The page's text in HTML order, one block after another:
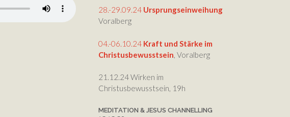
Lautstärke
28.-29.09.24 Ursprungseinweihung
Voralberg
04.-06.10.24 Kraft und Stärke im
Christusbewusstsein , Voralberg
21.12.24 Wirken im
Christusbewusstsein, 19h
MEDITATION & JESUS CHANNELLING